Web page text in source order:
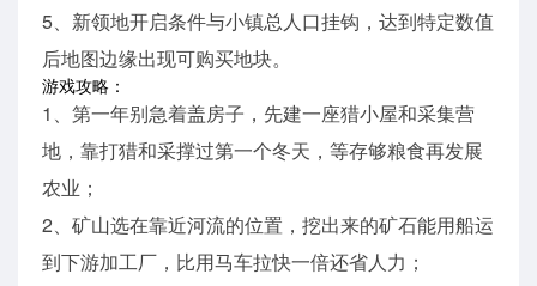
5、新领地开启条件与小镇总人口挂钩，达到特定数值
后地图边缘出现可购买地块。
游戏攻略：
1、第一年别急着盖房子，先建一座猎小屋和采集营
地，靠打猎和采撑过第一个冬天，等存够粮食再发展
农业；
2、矿山选在靠近河流的位置，挖出来的矿石能用船运
到下游加工厂，比用马车拉快一倍还省人力；